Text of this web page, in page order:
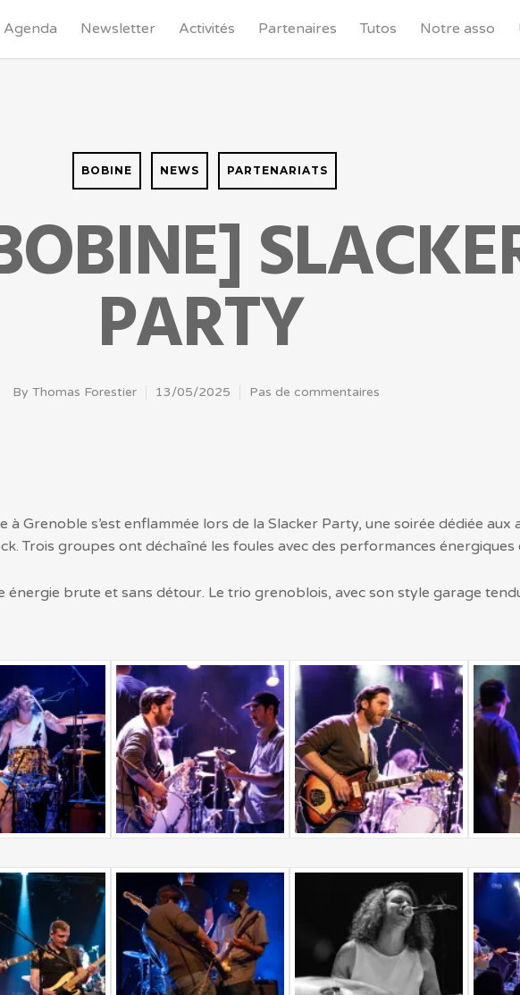
Agenda Newsletter Activités Partenaires Tutos Notre asso
BOBINE NEWS PARTENARIATS
PARTY
By Thomas Forestier 13/05/2025 Pas de commentaires
à Grenoble s’est enflammée lors de la Slacker Party, une soirée dédiée aux
Trois groupes ont déchaîné les foules avec des performances énergiques
énergie brute et sans détour. Le trio grenoblois, avec son style garage